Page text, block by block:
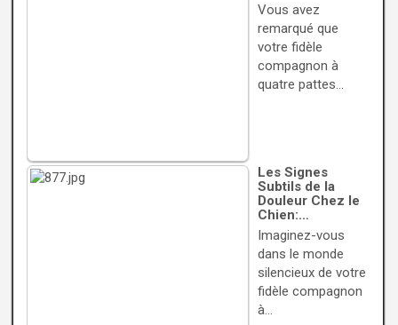
Vous avez
remarqué que
votre fidèle
compagnon à
quatre pattes…
Les Signes
Subtils de la
Douleur Chez le
Chien:…
Imaginez-vous
dans le monde
silencieux de votre
fidèle compagnon
à…